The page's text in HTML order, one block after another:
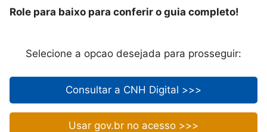
Role para baixo para conferir o guia completo!
Selecione a opcao desejada para prosseguir:
Consultar a CNH Digital >>>
Usar gov.br no acesso >>>